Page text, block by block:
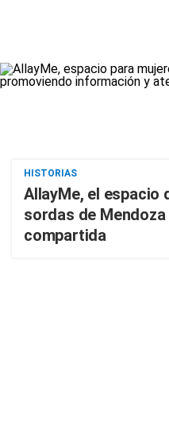
HISTORIAS
AllayMe, el espacio
sordas de
compartida